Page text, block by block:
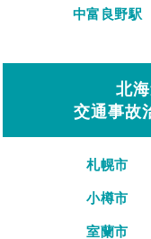
中富良野駅
北
交通事故
札幌市
小樽市
室蘭市